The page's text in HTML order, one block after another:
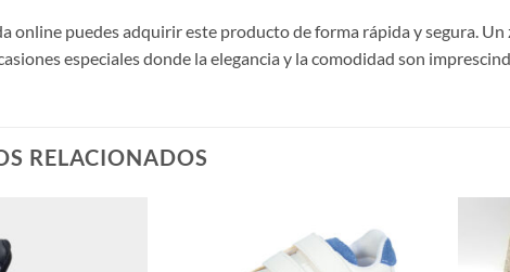
online puedes adquirir este producto de forma rápida y segura.
especiales donde la elegancia y la comodidad son
RELACIONADOS